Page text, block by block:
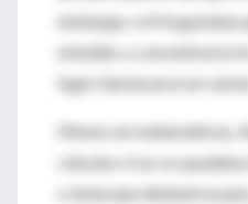
embargo, a él le gustaba
estudiar y concentrarse
logró destacarse en
Menos en matemáticas.
cálculos si no se
o tenía que detenerse